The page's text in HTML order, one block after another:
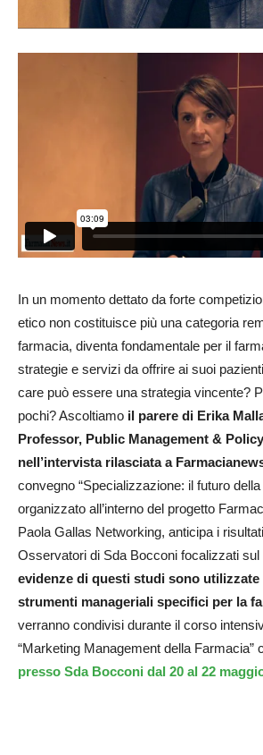
In un momento dettato da forte
etico non costituisce più una categoria
farmacia, diventa fondamentale per il
strategie e servizi da offrire ai suoi
care può essere una strategia vincente?
pochi? Ascoltiamo il parere di Erika
Professor, Public Management &
nell’intervista rilasciata a
convegno “Specializzazione: il futuro della
organizzato all’interno del progetto
Paola Gallas Networking, anticipa i
Osservatori di Sda Bocconi focalizzati sul
evidenze di questi studi sono
strumenti manageriali specifici per la
verranno condivisi durante il corso
“Marketing Management della Farmacia”
presso Sda Bocconi dal 20 al 22